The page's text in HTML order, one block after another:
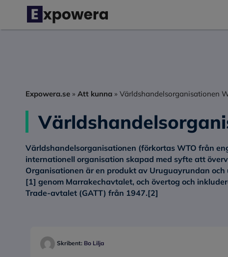
innehåll
Expowera.se » Att kunna » Världshandelsorganisationen
Världshandelsorganisationen (förkortas WTO från
internationell organisation skapad med syfte att
Organisationen är en produkt av Uruguayrundan
[1] genom Marrakechavtalet, och övertog och
Trade-avtalet (GATT) från 1947.[2]
Skribent: Bo Lilja